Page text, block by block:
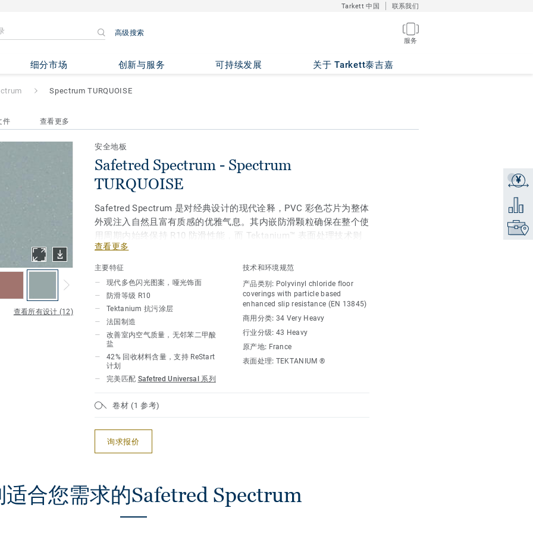
Tarkett 中国 联系我们
高级搜索
服务
细分市场 创新与服务 可持续发展 关于 Tarkett泰吉嘉
- Spectrum TURQUOISE
¥
获取报
添加到
找到销
Spectrum TURQUOISE
件 查看更多
查看所有设计 (12)
安全地板
Safetred Spectrum - Spectrum
TURQUOISE
Safetred Spectrum 是对经典设计的现代诠释，PVC 彩色芯片为整体
外观注入自然且富有质感的优雅气息。其内嵌防滑颗粒确保在整个使
用周期内始终保持 R10 防滑性能，而 Tektanium™ 表面处理技术则
有效提升耐污能力，使日常清洁与维护更加轻松便捷。
查看更多
主要特征
现代多色闪光图案，哑光饰面
防滑等级 R10
Tektanium 抗污涂层
法国制造
改善室内空气质量，无邻苯二甲酸
盐
42% 回收材料含量，支持 ReStart
计划
完美匹配 Safetred Universal 系列
技术和环境规范
产品类别: Polyvinyl chloride floor
coverings with particle based
enhanced slip resistance (EN 13845)
商用分类: 34 Very Heavy
行业分级: 43 Heavy
原产地: France
表面处理: TEKTANIUM ®
卷材 (1 参考)
询求报价
适合您需求的Safetred Spectrum